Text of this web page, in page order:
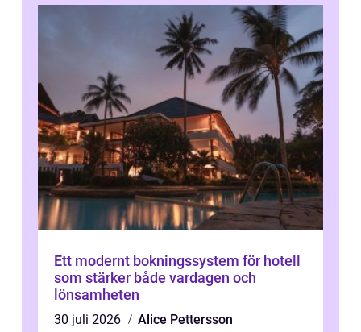
Ett modernt bokningssystem för hotell
som stärker både vardagen och
lönsamheten
30 juli 2026
Alice Pettersson